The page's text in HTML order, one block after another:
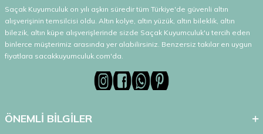
Saçak Kuyumculuk on yılı aşkın süredir tüm Türkiye'de güvenli altın
alışverişinin temsilcisi oldu. Altın kolye, altın yüzük, altın bileklik, altın
bilezik, altın küpe alışverişlerinde sizde Saçak Kuyumculuk'u tercih eden
binlerce müşterimiz arasında yer alabilirsiniz. Benzersiz takılar en uygun
fiyatlara sacakkuyumculuk.com'da.
ÖNEMLİ BİLGİLER